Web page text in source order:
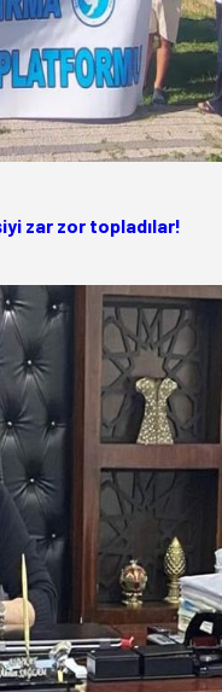
zar zor topladılar!